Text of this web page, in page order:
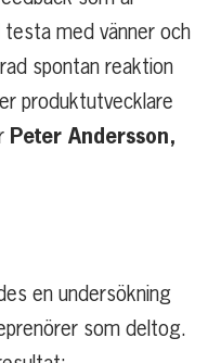
med vänner och
spontan reaktion
produktutvecklare
Peter Andersson,
en undersökning
som deltog.